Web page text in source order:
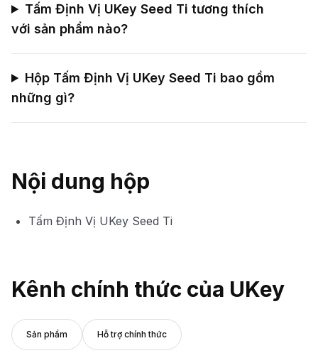
Tấm Định Vị UKey Seed Ti tương thích
với sản phẩm nào?
Hộp Tấm Định Vị UKey Seed Ti bao gồm
những gì?
Nội dung hộp
Tấm Định Vị UKey Seed Ti
Kênh chính thức của UKey
Sản phẩm Hỗ trợ chính thức